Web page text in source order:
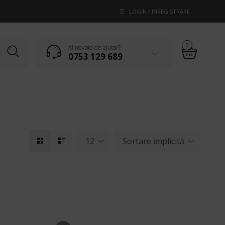
LOGIN / INREGISTRARE
Ai nevoie de ajutor?
0753 129 689
0
12 Sortare implicită